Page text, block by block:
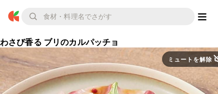
わさび香る ブリのカルパッチョ
ミュートを解除